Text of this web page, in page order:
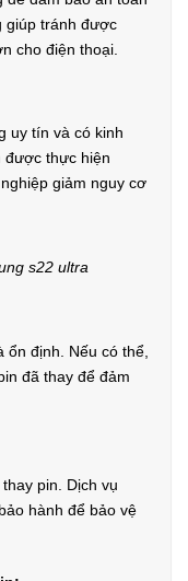
giúp tránh được
cho điện thoại.
uy tín và có kinh
được thực hiện
giảm nguy cơ
s22 ultra
ổn định. Nếu có thể,
đã thay để đảm
pin. Dịch vụ
hành để bảo vệ